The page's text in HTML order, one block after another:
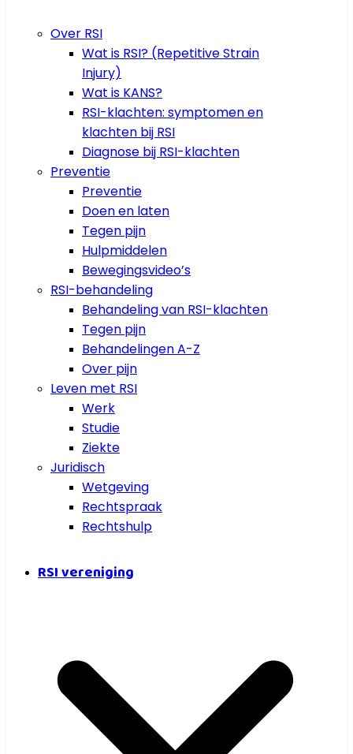
Over RSI
Wat is RSI? (Repetitive Strain
Injury)
Wat is KANS?
RSI-klachten: symptomen en
klachten bij RSI
Diagnose bij RSI-klachten
Preventie
Preventie
Doen en laten
Tegen pijn
Hulpmiddelen
Bewegingsvideo’s
RSI-behandeling
Behandeling van RSI-klachten
Tegen pijn
Behandelingen A-Z
Over pijn
Leven met RSI
Werk
Studie
Ziekte
Juridisch
Wetgeving
Rechtspraak
Rechtshulp
RSI vereniging